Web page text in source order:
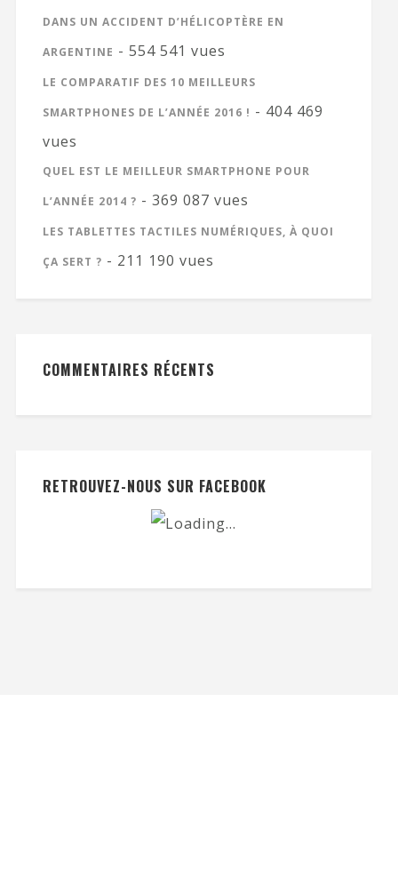
DANS UN ACCIDENT D’HÉLICOPTÈRE EN
ARGENTINE - 554 541 vues
LE COMPARATIF DES 10 MEILLEURS
SMARTPHONES DE L’ANNÉE 2016 ! - 404 469
vues
QUEL EST LE MEILLEUR SMARTPHONE POUR
L’ANNÉE 2014 ? - 369 087 vues
LES TABLETTES TACTILES NUMÉRIQUES, À QUOI
ÇA SERT ? - 211 190 vues
COMMENTAIRES RÉCENTS
RETROUVEZ-NOUS SUR FACEBOOK